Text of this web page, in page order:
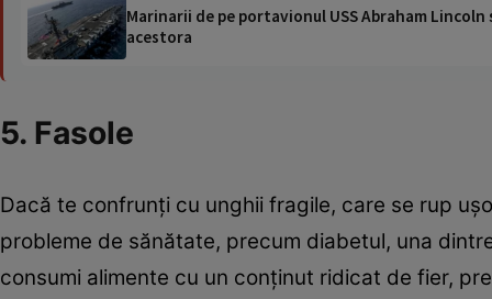
Marinarii de pe portavionul USS Abraham
acestora
5. Fasole
Dacă te confrunţi cu unghii fragile, care se rup
probleme de sănătate, precum diabetul, una
consumi alimente cu un conţinut ridicat de fier,